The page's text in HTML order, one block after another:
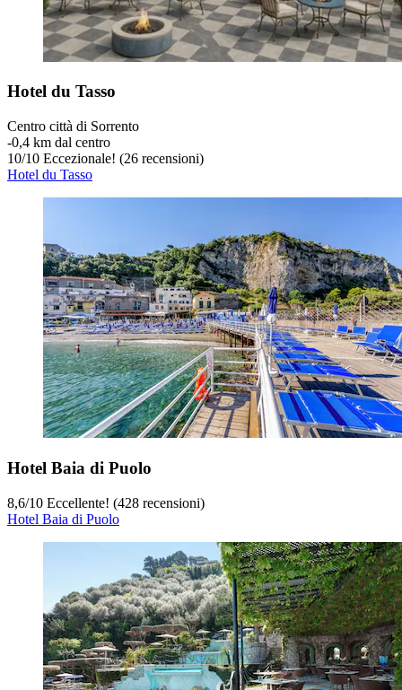
Hotel du Tasso
Centro città di Sorrento
‐0,4 km dal centro
10/10 Eccezionale! (26 recensioni)
Hotel du Tasso
Hotel Baia di Puolo
8,6/10 Eccellente! (428 recensioni)
Hotel Baia di Puolo